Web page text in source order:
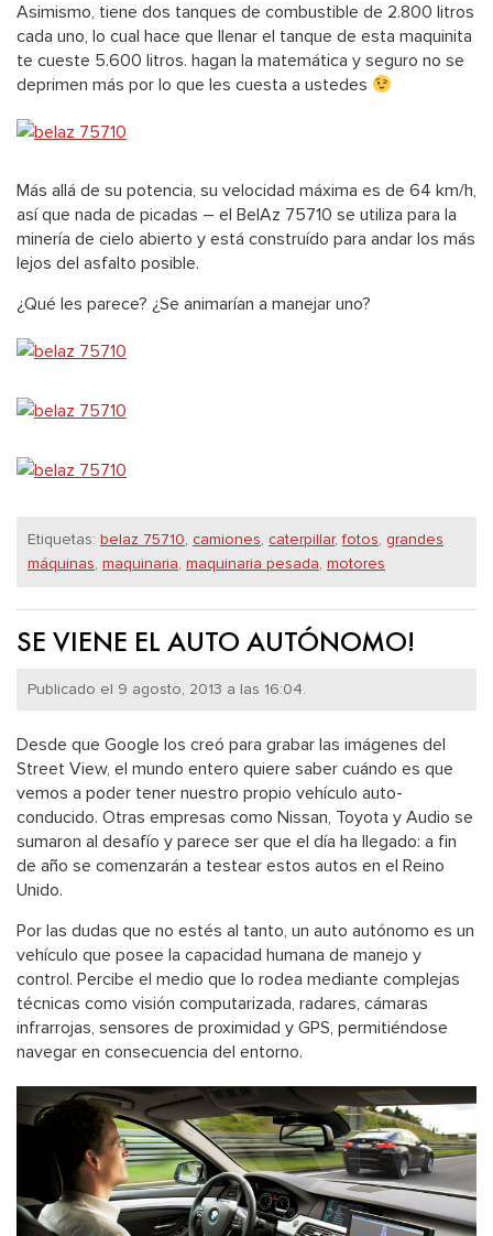
Asimismo, tiene dos tanques de combustible de 2.800 litros
cada uno, lo cual hace que llenar el tanque de esta maquinita
te cueste 5.600 litros. hagan la matemática y seguro no se
deprimen más por lo que les cuesta a ustedes
Más allá de su potencia, su velocidad máxima es de 64 km/h,
así que nada de picadas – el BelAz 75710 se utiliza para la
minería de cielo abierto y está construído para andar los más
lejos del asfalto posible.
¿Qué les parece? ¿Se animarían a manejar uno?
Etiquetas: belaz 75710, camiones, caterpillar,fotos, grandes
máquinas, maquinaria, maquinaria pesada, motores
SE VIENE EL AUTO AUTÓNOMO!
Publicado el 9 agosto, 2013 a las 16:04.
Desde que Google los creó para grabar las imágenes del
Street View, el mundo entero quiere saber cuándo es que
vemos a poder tener nuestro propio vehículo auto-
conducido. Otras empresas como Nissan, Toyota y Audio se
sumaron al desafío y parece ser que el día ha llegado: a fin
de año se comenzarán a testear estos autos en el Reino
Unido.
Por las dudas que no estés al tanto, un auto autónomo es un
vehículo que posee la capacidad humana de manejo y
control. Percibe el medio que lo rodea mediante complejas
técnicas como visión computarizada, radares, cámaras
infrarrojas, sensores de proximidad y GPS, permitiéndose
navegar en consecuencia del entorno.